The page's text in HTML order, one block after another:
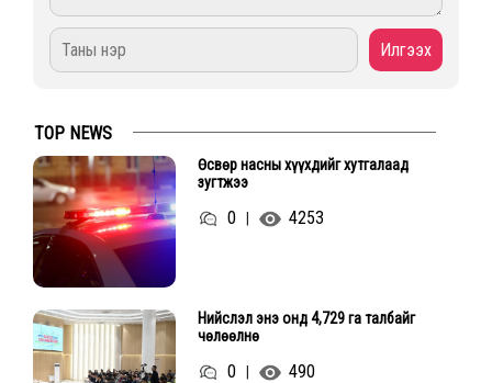
TOP NEWS
Өсвөр насны хүүхдийг хутгалаад
зугтжээ
0 | 4253
Нийслэл энэ онд 4,729 га талбайг
чөлөөлнө
0 | 490